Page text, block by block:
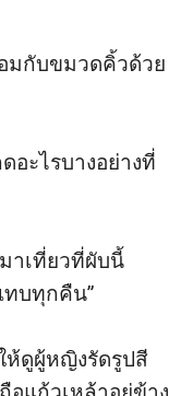
มกับขมวดคิ้วด้วย
อะไรบางอย่างที่
าเที่ยวที่ผับนี้
ทบทุกคืน”
ห้ดูผู้หญิงรัดรูปสี